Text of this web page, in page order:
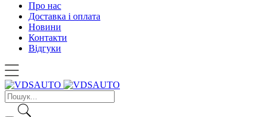
Про нас
Доставка і оплата
Новини
Контакти
Відгуки